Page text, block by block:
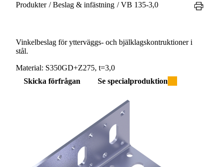
Produkter /Beslag & infästning /VB 135-3,0
Vinkelbeslag för ytterväggs- och bjälklagskontruktioner i
stål.
Material: S350GD+Z275, t=3,0
Skicka förfrågan
Se specialproduktion